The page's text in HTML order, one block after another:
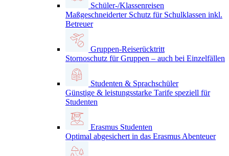
Schüler-/Klassenreisen
Maßgeschneiderter Schutz für Schulklassen inkl.
Betreuer
Gruppen-Reiserücktritt
Stornoschutz für Gruppen – auch bei Einzelfällen
Studenten & Sprachschüler
Günstige & leistungsstarke Tarife speziell für
Studenten
Erasmus Studenten
Optimal abgesichert in das Erasmus Abenteuer